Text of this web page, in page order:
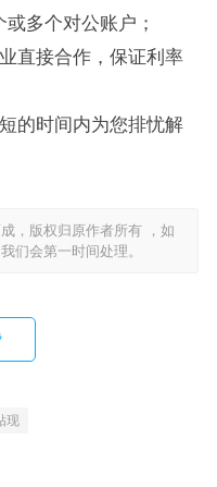
多个对公账户；
直接合作，保证利率
的时间内为您排忧解
，版权归原作者所有 ，如
们会第一时间处理。
现